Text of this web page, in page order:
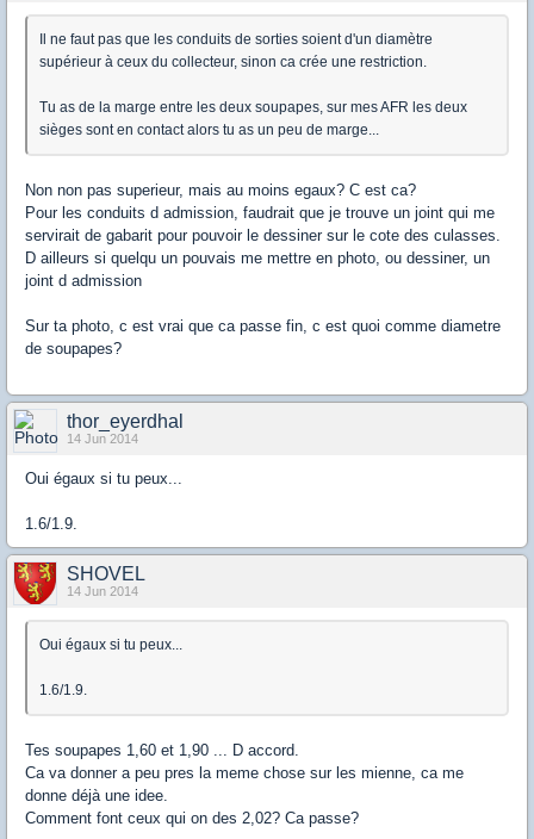
Il ne faut pas que les conduits de sorties soient d'un diamètre
supérieur à ceux du collecteur, sinon ca crée une restriction.
Tu as de la marge entre les deux soupapes, sur mes AFR les deux
sièges sont en contact alors tu as un peu de marge...
Non non pas superieur, mais au moins egaux? C est ca?
Pour les conduits d admission, faudrait que je trouve un joint qui me
servirait de gabarit pour pouvoir le dessiner sur le cote des culasses.
D ailleurs si quelqu un pouvais me mettre en photo, ou dessiner, un
joint d admission
Sur ta photo, c est vrai que ca passe fin, c est quoi comme diametre
de soupapes?
thor_eyerdhal
14 Jun 2014
Oui égaux si tu peux...
1.6/1.9.
SHOVEL
14 Jun 2014
Oui égaux si tu peux...
1.6/1.9.
Tes soupapes 1,60 et 1,90 ... D accord.
Ca va donner a peu pres la meme chose sur les mienne, ca me
donne déjà une idee.
Comment font ceux qui on des 2,02? Ca passe?